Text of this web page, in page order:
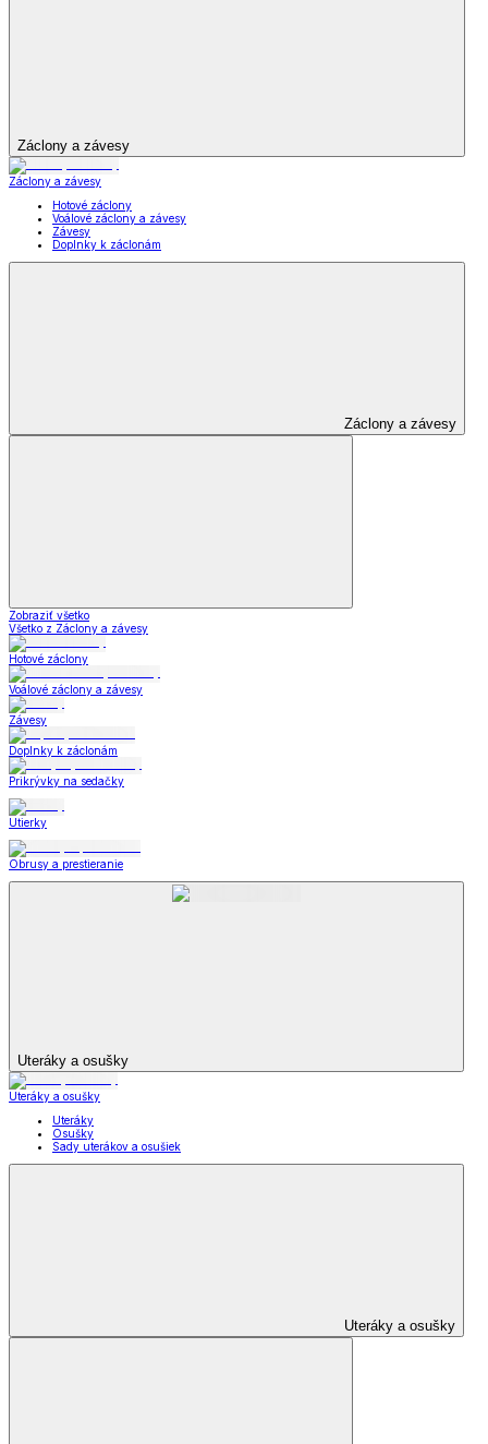
Záclony a závesy
Záclony a závesy
Hotové záclony
Voálové záclony a závesy
Závesy
Doplnky k záclonám
Záclony a závesy
Zobraziť všetko
Všetko z Záclony a závesy
Hotové záclony
Voálové záclony a závesy
Závesy
Doplnky k záclonám
Prikrývky na sedačky
Utierky
Obrusy a prestieranie
Uteráky a osušky
Uteráky a osušky
Uteráky
Osušky
Sady uterákov a osušiek
Uteráky a osušky